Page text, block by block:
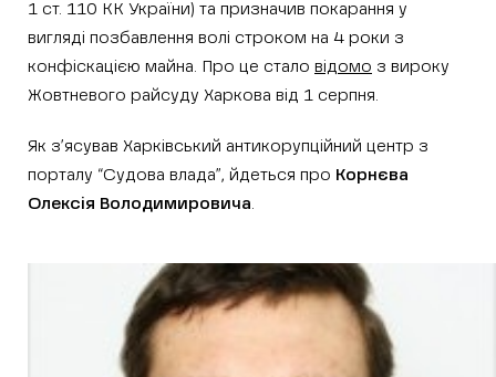
1 ст. 110 КК України) та призначив покарання у
вигляді позбавлення волі строком на 4 роки з
конфіскацією майна. Про це стало відомо з вироку
Жовтневого райсуду Харкова від 1 серпня.
Як з’ясував Харківський антикорупційний центр з
порталу “Судова влада”, йдеться про Корнєва
Олексія Володимировича.